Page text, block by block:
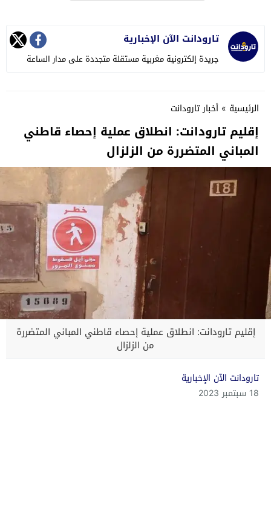
تارودانت الآن الإخبارية
جريدة إلكترونية مغربية مستقلة متجددة على مدار الساعة
الرئيسية » أخبار تارودانت
إقليم تارودانت: انطلاق عملية إحصاء قاطني
المباني المتضررة من الزلزال
إقليم تارودانت: انطلاق عملية إحصاء قاطني المباني المتضررة
من الزلزال
تارودانت الآن الإخبارية
18 سبتمبر 2023